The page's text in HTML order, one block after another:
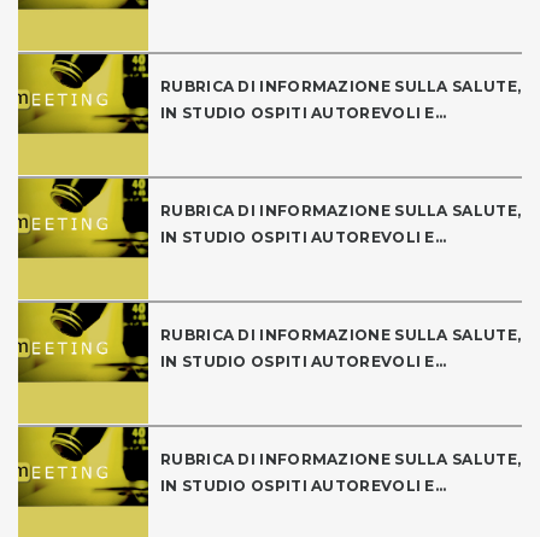
RUBRICA DI INFORMAZIONE SULLA SALUTE,
IN STUDIO OSPITI AUTOREVOLI E...
RUBRICA DI INFORMAZIONE SULLA SALUTE,
IN STUDIO OSPITI AUTOREVOLI E...
RUBRICA DI INFORMAZIONE SULLA SALUTE,
IN STUDIO OSPITI AUTOREVOLI E...
RUBRICA DI INFORMAZIONE SULLA SALUTE,
IN STUDIO OSPITI AUTOREVOLI E...